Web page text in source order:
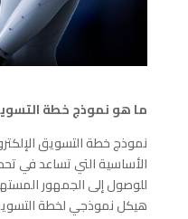
ما هو نموذج خطة
نموذج خطة التسويق
الأساسية التي تساعد في
للوصول إلى الجمهور
هيكل نموذجي لخطة